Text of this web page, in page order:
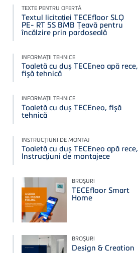
TEXTE PENTRU OFERTĂ
Textul licitației TECEfloor SLQ
PE- RT 5S BMB Țeavă pentru
încălzire prin pardoseală
INFORMAŢII TEHNICE
Toaletă cu duș TECEneo apă rece,
fișă tehnică
INFORMAŢII TEHNICE
Toaletă cu duș TECEneo, fișă
tehnică
INSTRUCŢIUNI DE MONTAJ
Toaletă cu duș TECEneo apă rece,
Instrucțiuni de montajece
BROŞURI
TECEfloor Smart
Home
BROŞURI
Design & Creation